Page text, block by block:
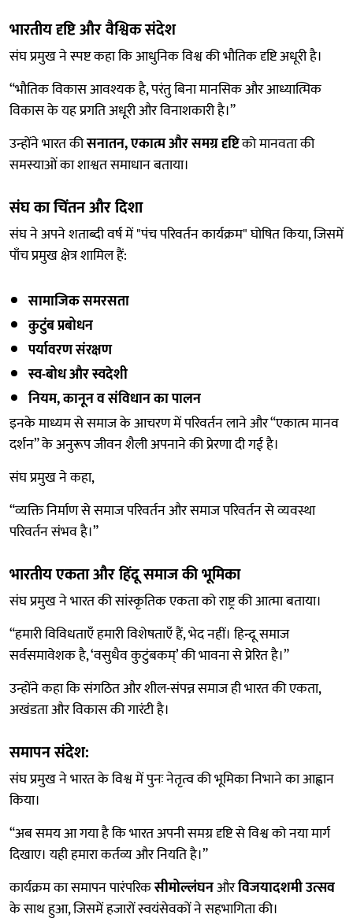
भारतीय दृष्टि और वैश्विक संदेश
संघ प्रमुख ने स्पष्ट कहा कि आधुनिक विश्व की भौतिक दृष्टि अधूरी है।
“भौतिक विकास आवश्यक है, परंतु बिना मानसिक और आध्यात्मिक
विकास के यह प्रगति अधूरी और विनाशकारी है।”
उन्होंने भारत कीसनातन, एकात्म और समग्र दृष्टिको मानवता की
समस्याओं का शाश्वत समाधान बताया।
संघ का चिंतन और दिशा
संघ ने अपने शताब्दी वर्ष में "पंच परिवर्तन कार्यक्रम" घोषित किया, जिसमें
पाँच प्रमुख क्षेत्र शामिल हैं:
सामाजिक समरसता
कुटुंब प्रबोधन
पर्यावरण संरक्षण
स्व-बोध और स्वदेशी
नियम, कानून व संविधान का पालन
इनके माध्यम से समाज के आचरण में परिवर्तन लाने और “एकात्म मानव
दर्शन” के अनुरूप जीवन शैली अपनाने की प्रेरणा दी गई है।
संघ प्रमुख ने कहा,
“व्यक्ति निर्माण से समाज परिवर्तन और समाज परिवर्तन से व्यवस्था
परिवर्तन संभव है।”
भारतीय एकता और हिंदू समाज की भूमिका
संघ प्रमुख ने भारत की सांस्कृतिक एकता को राष्ट्र की आत्मा बताया।
“हमारी विविधताएँ हमारी विशेषताएँ हैं, भेद नहीं। हिन्दू समाज
सर्वसमावेशक है, ‘वसुधैव कुटुंबकम्’ की भावना से प्रेरित है।”
उन्होंने कहा कि संगठित और शील-संपन्न समाज ही भारत की एकता,
अखंडता और विकास की गारंटी है।
समापन संदेश:
संघ प्रमुख ने भारत के विश्व में पुनः नेतृत्व की भूमिका निभाने का आह्वान
किया।
“अब समय आ गया है कि भारत अपनी समग्र दृष्टि से विश्व को नया मार्ग
दिखाए। यही हमारा कर्तव्य और नियति है।”
कार्यक्रम का समापन पारंपरिकसीमोल्लंघनऔरविजयादशमी उत्सव
के साथ हुआ, जिसमें हजारों स्वयंसेवकों ने सहभागिता की।